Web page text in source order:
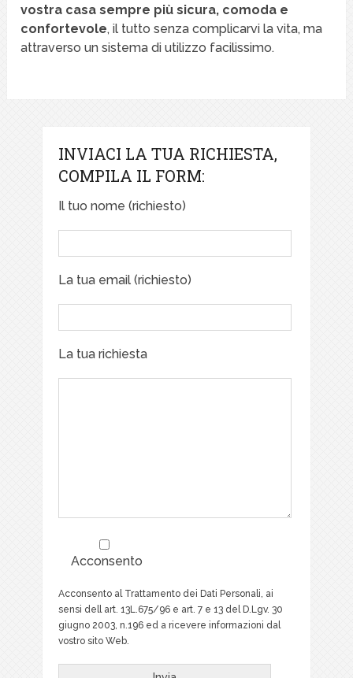
vostra casa sempre più sicura, comoda e
confortevole, il tutto senza complicarvi la vita, ma
attraverso un sistema di utilizzo facilissimo.
INVIACI LA TUA RICHIESTA,
COMPILA IL FORM:
Il tuo nome (richiesto)
La tua email (richiesto)
La tua richiesta
Acconsento
Acconsento al Trattamento dei Dati Personali, ai
sensi dell art. 13L.675/96 e art. 7 e 13 del D.Lgv. 30
giugno 2003, n.196 ed a ricevere informazioni dal
vostro sito Web.